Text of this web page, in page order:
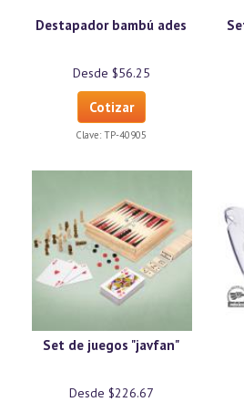
Destapador bambú ades
Desde $56.25
Cotizar
Clave: TP-40905
Set de juegos "javfan"
Desde $226.67